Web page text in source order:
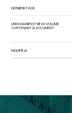
DERNIÈRE PAGE
URI DU MANIFEST IIIF DU VOLUME
CONTENANT LE DOCUMENT
MODIFIÉ LE